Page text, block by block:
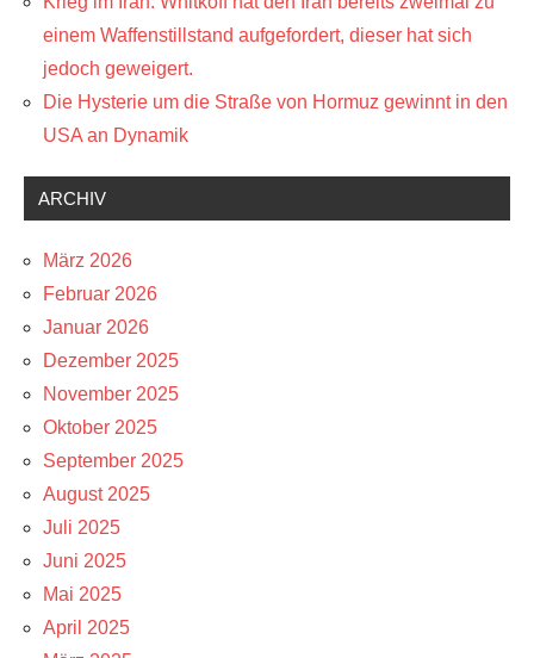
einem Waffenstillstand aufgefordert, dieser hat sich
jedoch geweigert.
Die Hysterie um die Straße von Hormuz gewinnt in den
USA an Dynamik
ARCHIV
März 2026
Februar 2026
Januar 2026
Dezember 2025
November 2025
Oktober 2025
September 2025
August 2025
Juli 2025
Juni 2025
Mai 2025
April 2025